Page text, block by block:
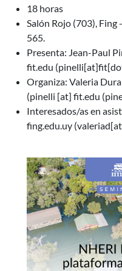
18 horas
Salón Rojo (703), Fing
565.
Presenta: Jean-Paul
fit.edu
Organiza: Valeria
(pinelli [at] fit.edu
Interesados/as en
fing.edu.uy